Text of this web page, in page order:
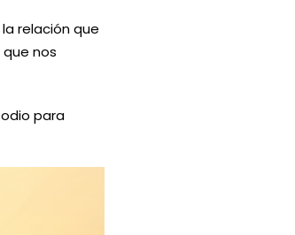
relación que
nos
para